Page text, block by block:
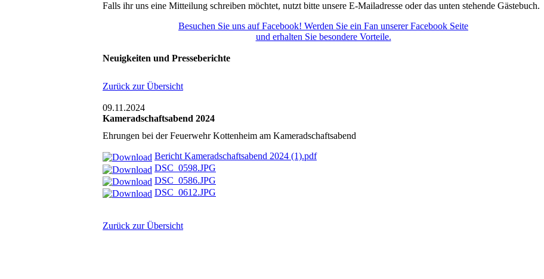
Falls ihr uns eine Mitteilung schreiben möchtet, nutzt bitte unsere E-Mailadresse oder das unten stehende Gästebuch.
Besuchen Sie uns auf Facebook! Werden Sie ein Fan unserer Facebook Seite
und erhalten Sie besondere Vorteile.
Neuigkeiten und Presseberichte
Zurück zur Übersicht
09.11.2024
Kameradschaftsabend 2024
Ehrungen bei der Feuerwehr Kottenheim am Kameradschaftsabend
Bericht Kameradschaftsabend 2024 (1).pdf
DSC_0598.JPG
DSC_0586.JPG
DSC_0612.JPG
Zurück zur Übersicht